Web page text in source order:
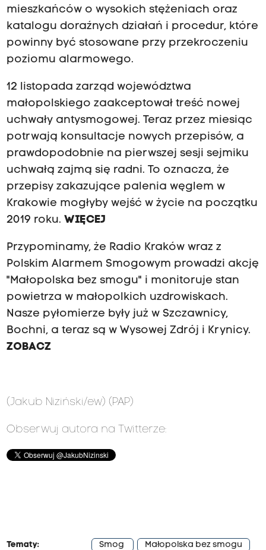
mieszkańców o wysokich stężeniach oraz
katalogu doraźnych działań i procedur, które
powinny być stosowane przy przekroczeniu
poziomu alarmowego.
12 listopada zarząd województwa
małopolskiego zaakceptował treść nowej
uchwały antysmogowej. Teraz przez miesiąc
potrwają konsultacje nowych przepisów, a
prawdopodobnie na pierwszej sesji sejmiku
uchwałą zajmą się radni. To oznacza, że
przepisy zakazujące palenia węglem w
Krakowie mogłyby wejść w życie na początku
2019 roku. WIĘCEJ
Przypominamy, że Radio Kraków wraz z
Polskim Alarmem Smogowym prowadzi akcję
"Małopolska bez smogu" i monitoruje stan
powietrza w małopolkich uzdrowiskach.
Nasze pyłomierze były już w Szczawnicy,
Bochni, a teraz są w Wysowej Zdrój i Krynicy.
ZOBACZ
(Jakub Niziński/ew) (PAP)
Obserwuj autora na Twitterze:
Tematy: Smog
Małopolska bez smogu